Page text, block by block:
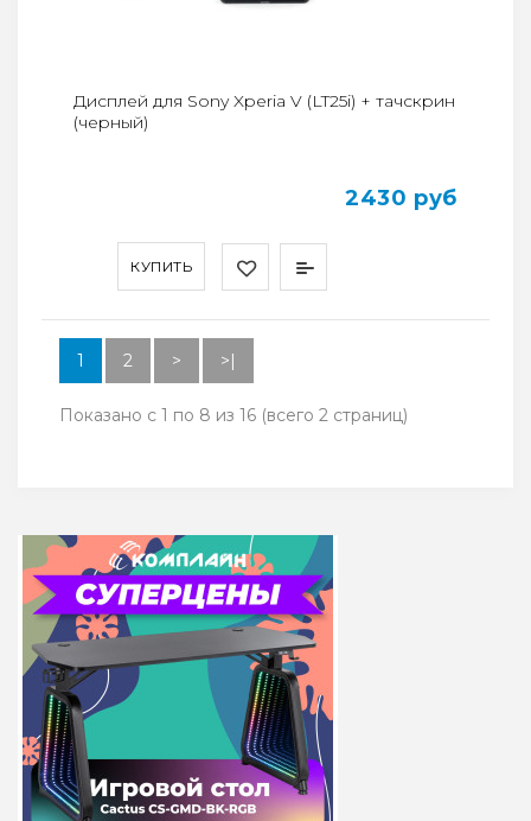
КУПИТЬ
Дисплей для Sony Xperia V (LT25i) + тачскрин
(черный)
2430 руб
1 2 > >|
Показано с 1 по 8 из 16 (всего 2 страниц)